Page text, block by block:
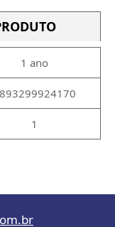
1 ano
1